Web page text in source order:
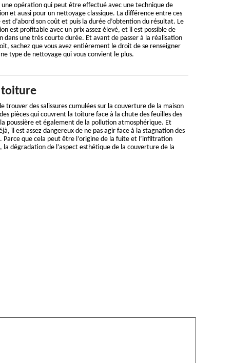
opération qui peut être effectué avec une technique de
et aussi pour un nettoyage classique. La différence entre ces
d’abord son coût et puis la durée d’obtention du résultat. Le
est profitable avec un prix assez élevé, et il est possible de
dans une très courte durée. Et avant de passer à la réalisation
sachez que vous avez entièrement le droit de se renseigner
type de nettoyage qui vous convient le plus.
toiture
trouver des salissures cumulées sur la couverture de la maison
pièces qui couvrent la toiture face à la chute des feuilles des
poussière et également de la pollution atmosphérique. Et
il est assez dangereux de ne pas agir face à la stagnation des
Parce que cela peut être l’origine de la fuite et l’infiltration
la dégradation de l’aspect esthétique de la couverture de la